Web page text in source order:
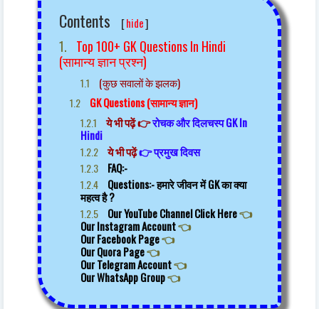
Contents [hide]
Top 100+ GK Questions In Hindi
(सामान्य ज्ञान प्रश्न)
(कुछ सवालों के झलक)
GK Questions (सामान्य ज्ञान)
ये भी पढ़ें 👉रोचक और दिलचस्प GK In
Hindi
ये भी पढ़ें👉प्रमुख दिवस
FAQ:-
Questions:- हमारे जीवन में GK का क्या
महत्व है ?
Our YouTube Channel Click Here👈
Our Instagram Account👈
Our Facebook Page👈
Our Quora Page👈
Our Telegram Account👈
Our WhatsApp Group👈